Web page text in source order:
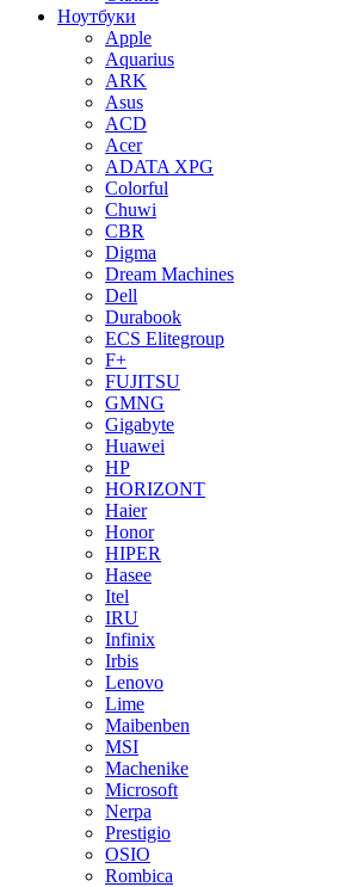
Ноутбуки
Apple
Aquarius
ARK
Asus
ACD
Acer
ADATA XPG
Colorful
Chuwi
CBR
Digma
Dream Machines
Dell
Durabook
ECS Elitegroup
F+
FUJITSU
GMNG
Gigabyte
Huawei
HP
HORIZONT
Haier
Honor
HIPER
Hasee
Itel
IRU
Infinix
Irbis
Lenovo
Lime
Maibenben
MSI
Machenike
Microsoft
Nerpa
Prestigio
OSIO
Rombica